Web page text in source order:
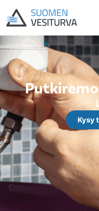
Kysy